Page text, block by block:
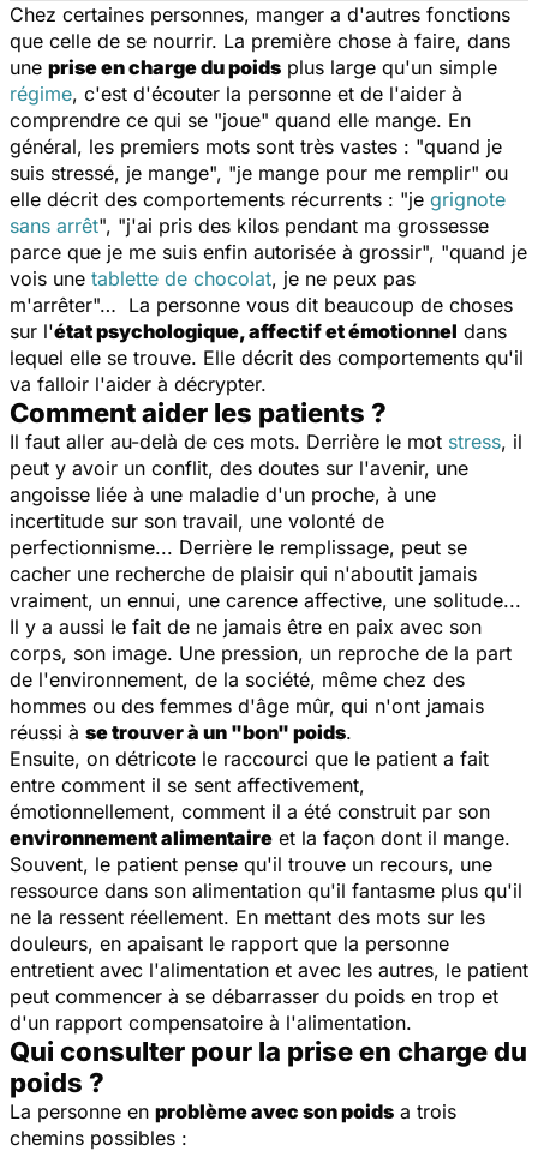
Chez certaines personnes, manger a d'autres fonctions
que celle de se nourrir. La première chose à faire, dans
une prise en charge du poids plus large qu'un simple
régime, c'est d'écouter la personne et de l'aider à
comprendre ce qui se "joue" quand elle mange. En
général, les premiers mots sont très vastes : "quand je
suis stressé, je mange", "je mange pour me remplir" ou
elle décrit des comportements récurrents : "je grignote
sans arrêt", "j'ai pris des kilos pendant ma grossesse
parce que je me suis enfin autorisée à grossir", "quand je
vois une tablette de chocolat, je ne peux pas
m'arrêter"… La personne vous dit beaucoup de choses
sur l'état psychologique, affectif et émotionnel dans
lequel elle se trouve. Elle décrit des comportements qu'il
va falloir l'aider à décrypter.
Comment aider les patients ?
Il faut aller au-delà de ces mots. Derrière le mot stress, il
peut y avoir un conflit, des doutes sur l'avenir, une
angoisse liée à une maladie d'un proche, à une
incertitude sur son travail, une volonté de
perfectionnisme... Derrière le remplissage, peut se
cacher une recherche de plaisir qui n'aboutit jamais
vraiment, un ennui, une carence affective, une solitude...
Il y a aussi le fait de ne jamais être en paix avec son
corps, son image. Une pression, un reproche de la part
de l'environnement, de la société, même chez des
hommes ou des femmes d'âge mûr, qui n'ont jamais
réussi à se trouver à un "bon" poids.
Ensuite, on détricote le raccourci que le patient a fait
entre comment il se sent affectivement,
émotionnellement, comment il a été construit par son
environnement alimentaire et la façon dont il mange.
Souvent, le patient pense qu'il trouve un recours, une
ressource dans son alimentation qu'il fantasme plus qu'il
ne la ressent réellement. En mettant des mots sur les
douleurs, en apaisant le rapport que la personne
entretient avec l'alimentation et avec les autres, le patient
peut commencer à se débarrasser du poids en trop et
d'un rapport compensatoire à l'alimentation.
Qui consulter pour la prise en charge du
poids ?
La personne en problème avec son poids a trois
chemins possibles :